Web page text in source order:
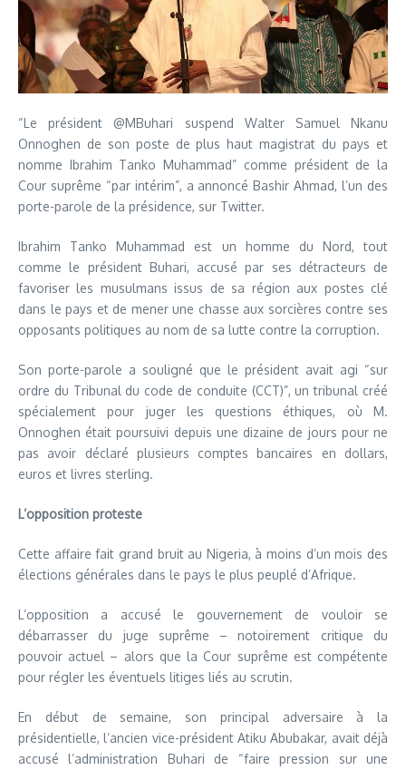
“Le président @MBuhari suspend Walter Samuel Nkanu
Onnoghen de son poste de plus haut magistrat du pays et
nomme Ibrahim Tanko Muhammad” comme président de la
Cour suprême “par intérim”, a annoncé Bashir Ahmad, l’un des
porte-parole de la présidence, sur Twitter.
Ibrahim Tanko Muhammad est un homme du Nord, tout
comme le président Buhari, accusé par ses détracteurs de
favoriser les musulmans issus de sa région aux postes clé
dans le pays et de mener une chasse aux sorcières contre ses
opposants politiques au nom de sa lutte contre la corruption.
Son porte-parole a souligné que le président avait agi “sur
ordre du Tribunal du code de conduite (CCT)”, un tribunal créé
spécialement pour juger les questions éthiques, où M.
Onnoghen était poursuivi depuis une dizaine de jours pour ne
pas avoir déclaré plusieurs comptes bancaires en dollars,
euros et livres sterling.
L’opposition proteste
Cette affaire fait grand bruit au Nigeria, à moins d’un mois des
élections générales dans le pays le plus peuplé d’Afrique.
L’opposition a accusé le gouvernement de vouloir se
débarrasser du juge suprême – notoirement critique du
pouvoir actuel – alors que la Cour suprême est compétente
pour régler les éventuels litiges liés au scrutin.
En début de semaine, son principal adversaire à la
présidentielle, l’ancien vice-président Atiku Abubakar, avait déjà
accusé l’administration Buhari de “faire pression sur une